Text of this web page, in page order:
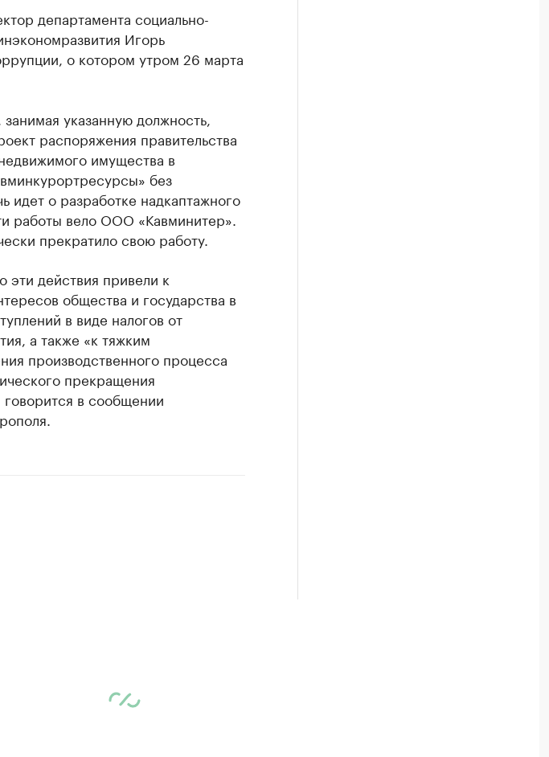
департамента социально-
Игорь
о котором утром 26 марта
указанную должность,
распоряжения правительства
имущества в
без
идет о разработке надкаптажного
работы вело ООО «Кавминитер».
прекратило свою работу.
эти действия привели к
общества и государства в
в виде налогов от
а также «к тяжким
производственного процесса
прекращения
в сообщении